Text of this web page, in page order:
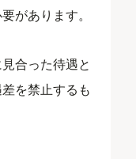
があります。
合った待遇と
を禁止するも